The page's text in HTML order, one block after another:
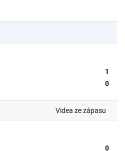
1
0
Videa ze zápasu
0